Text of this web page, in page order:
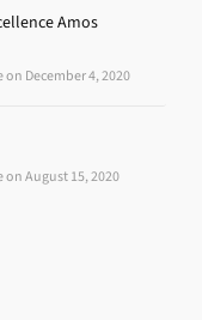
Amos
December 4, 2020
on August 15, 2020